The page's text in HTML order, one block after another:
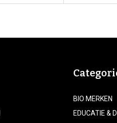
BIO MERKEN
EDUCATIE &